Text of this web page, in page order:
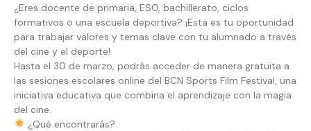
¿Eres docente de primaria, ESO, bachillerato, ciclos
formativos o una escuela deportiva? ¡Esta es tu oportunidad
para trabajar valores y temas clave con tu alumnado a través
del cine y el deporte!
Hasta el 30 de marzo, podrás acceder de manera gratuita a
las sesiones escolares online del BCN Sports Film Festival, una
iniciativa educativa que combina el aprendizaje con la magia
del cine.
¿Qué encontrarás?